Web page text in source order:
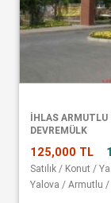
İHLAS
DEVREMÜLK
125,000 TL
Satılık / Konut /
Yalova / Armutlu /